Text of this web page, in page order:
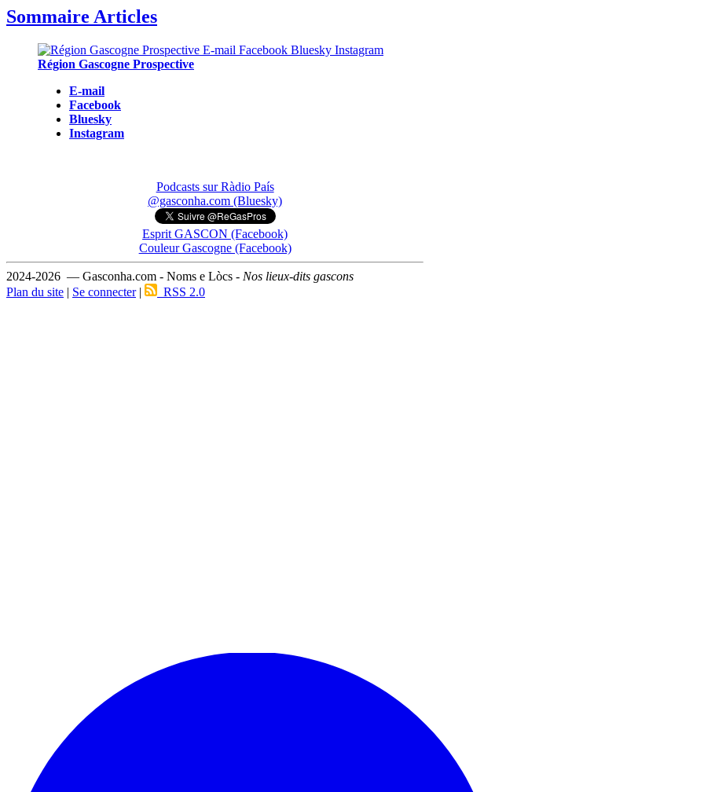
Sommaire Articles
Région Gascogne Prospective
E-mail
Facebook
Bluesky
Instagram
Podcasts sur Ràdio País
@gasconha.com (Bluesky)
Esprit GASCON (Facebook)
Couleur Gascogne (Facebook)
2024-2026 — Gasconha.com - Noms e Lòcs - Nos lieux-dits gascons
Plan du site | Se connecter| RSS 2.0